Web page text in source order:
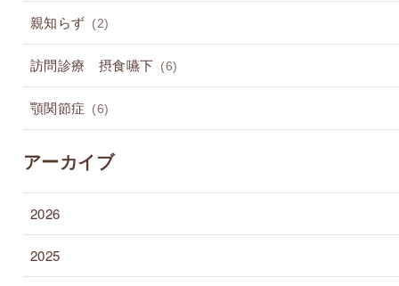
親知らず (2)
訪問診療 摂食嚥下 (6)
顎関節症 (6)
アーカイブ
2026
2025